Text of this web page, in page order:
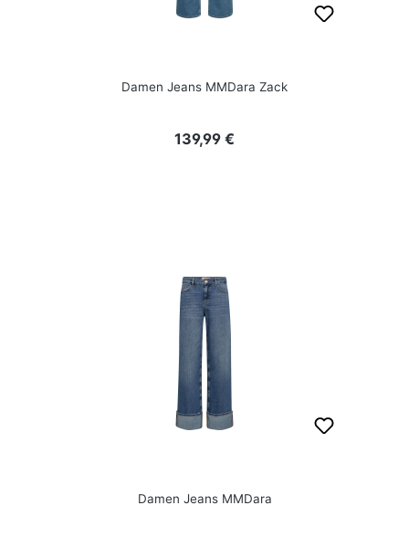
Damen Jeans MMDara Zack
Regulärer Preis:
139,99 €
Damen Jeans MMDara